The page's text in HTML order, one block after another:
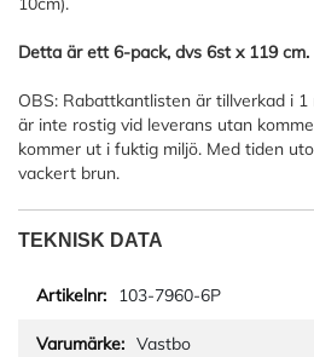
Detta är ett 6-pack, dvs 6st x 119 cm.
OBS: Rabattkantlisten är tillverkad i
är inte rostig vid leverans utan
kommer ut i fuktig miljö. Med tiden
vackert brun.
TEKNISK DATA
103-7960-6P
Vastbo